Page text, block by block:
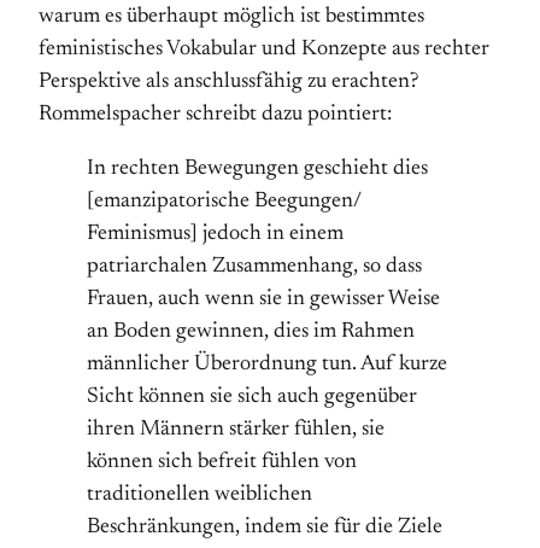
warum es überhaupt möglich ist bestimmtes
feministisches Vokabular und Konzepte aus rechter
Perspektive als anschlussfähig zu erachten?
Rommelspacher schreibt dazu pointiert:
In rechten Bewegungen geschieht dies
[emanzipatorische Beegungen/
Feminismus] jedoch in einem
patriarchalen Zusammenhang, so dass
Frauen, auch wenn sie in gewisser Weise
an Boden gewinnen, dies im Rahmen
männlicher Überordnung tun. Auf kurze
Sicht können sie sich auch gegenüber
ihren Männern stärker fühlen, sie
können sich befreit fühlen von
traditionellen weiblichen
Beschränkungen, indem sie für die Ziele